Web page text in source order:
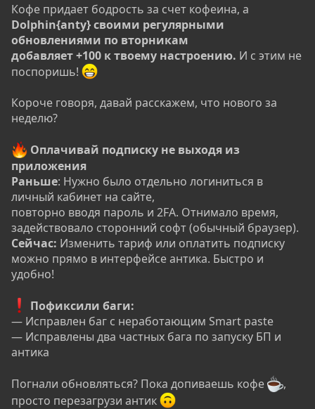
Кофе придает бодрость за счет кофеина, а
Dolphin{anty} своими регулярными
обновлениями по вторникам
добавляет +100 к твоему настроению. И с этим не
поспоришь!
Короче говоря, давай расскажем, что нового за
неделю?
Оплачивай подписку не выходя из
приложения
Раньше: Нужно было отдельно логиниться в
личный кабинет на сайте,
повторно вводя пароль и 2FA. Отнимало время,
задействовало сторонний софт (обычный браузер).
Сейчас: Изменить тариф или оплатить подписку
можно прямо в интерфейсе антика. Быстро и
удобно!
Пофиксили баги:
— Исправлен баг с неработающим Smart paste
— Исправлены два частных бага по запуску БП и
антика
Погнали обновляться? Пока допиваешь кофе
️,
просто перезагрузи антик